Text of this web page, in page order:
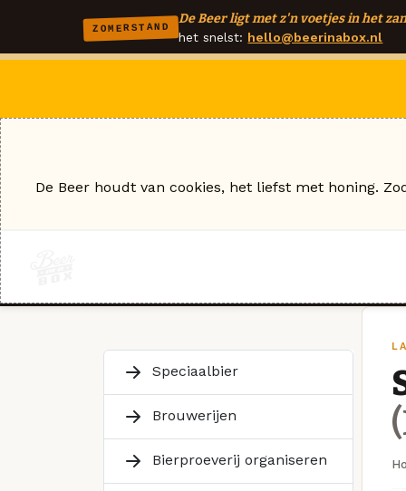
ZOMERSTAND
De Beer ligt met z'n voetjes in het
het snelst: hello@beerinabox.nl
Speciaalbier
Brouwerijen
Bierproeverij organiseren
De Beer houdt van cookies, het liefst met honing.